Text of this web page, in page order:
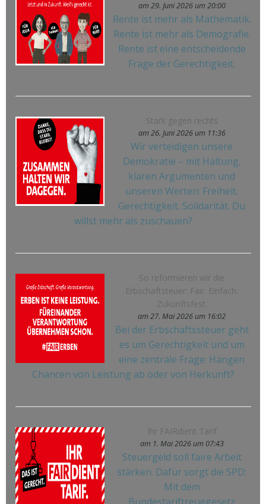
am 29. Juni 2026 um 20:00
Rente ist mehr als Mathematik.
Rente ist mehr als Demografie.
Rente ist eine entscheidende
Frage der Gerechtigkeit.
Stark gegen rechts
am 26. Juni 2026 um 11:36
Wir verteidigen unsere
Demokratie – mit Haltung,
klaren Argumenten und
unseren Werten: Freiheit.
Gerechtigkeit. Solidarität. Du
willst mehr als zuschauen?
So reformieren wir die
Erbschaftsteuer: Fair. Einfach.
Zukunftsfest.
am 27. Mai 2026 um 16:02
Bei der Erbschaftssteuer geht
es um Gerechtigkeit und um
eine zentrale Frage: Hängen
Chancen von Leistung ab oder von Herkunft?
Ihr FAIRdient Tarif
am 1. Mai 2026 um 07:43
Steuergeld soll faire Arbeit
stärken. Dafür sorgt die SPD:
Mit dem